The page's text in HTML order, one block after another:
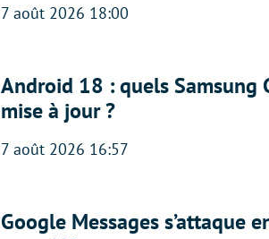
7 août 2026 18:00
Android 18 : quels Samsung
mise à jour ?
7 août 2026 16:57
Google Messages s’attaque